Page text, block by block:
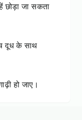
छोड़ा जा सकता
दूध के साथ
हो जाए।